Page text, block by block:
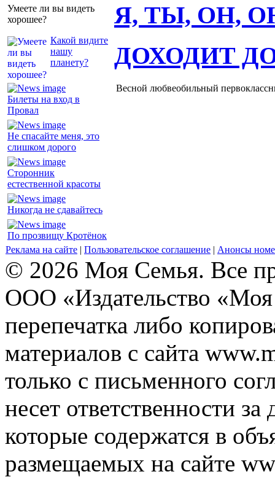
Умеете ли вы видеть
хорошее?
Какой видите
нашу
планету?
Я, ТЫ, ОН,
Билеты на вход в
Провал
Не спасайте меня, это
слишком дорого
Сторонник
естественной красоты
Никогда не сдавайтесь
По прозвищу Кротёнок
ДОХОДИТ
Весной любвеобильный
Реклама на сайте | Пользовательское соглашение | Анонсы
© 2026 Моя Семья. Все
ООО «Издательство
перепечатка либо
материалов с сайта
только с письменного
несет ответственности
которые содержатся в
размещаемых на сайте